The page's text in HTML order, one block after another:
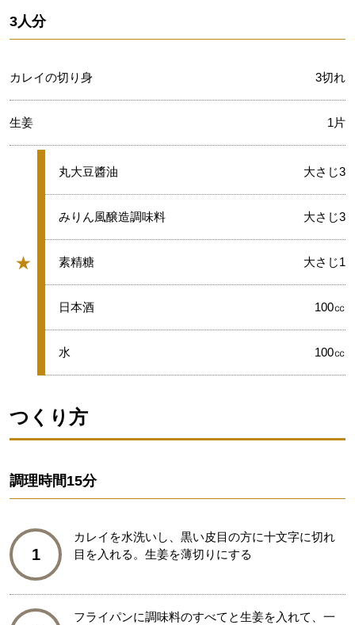
3人分
カレイの切り身 3切れ
生姜 1片
★
グループ
★
丸大豆醬油 大さじ3
★
みりん風醸造調味料 大さじ3
★
素精糖 大さじ1
★
日本酒 100㏄
★
水 100㏄
つくり方
調理時間15分
1
カレイを水洗いし、黒い皮目の方に十文字に切れ
目を入れる。生姜を薄切りにする
フライパンに調味料のすべてと生姜を入れて、一